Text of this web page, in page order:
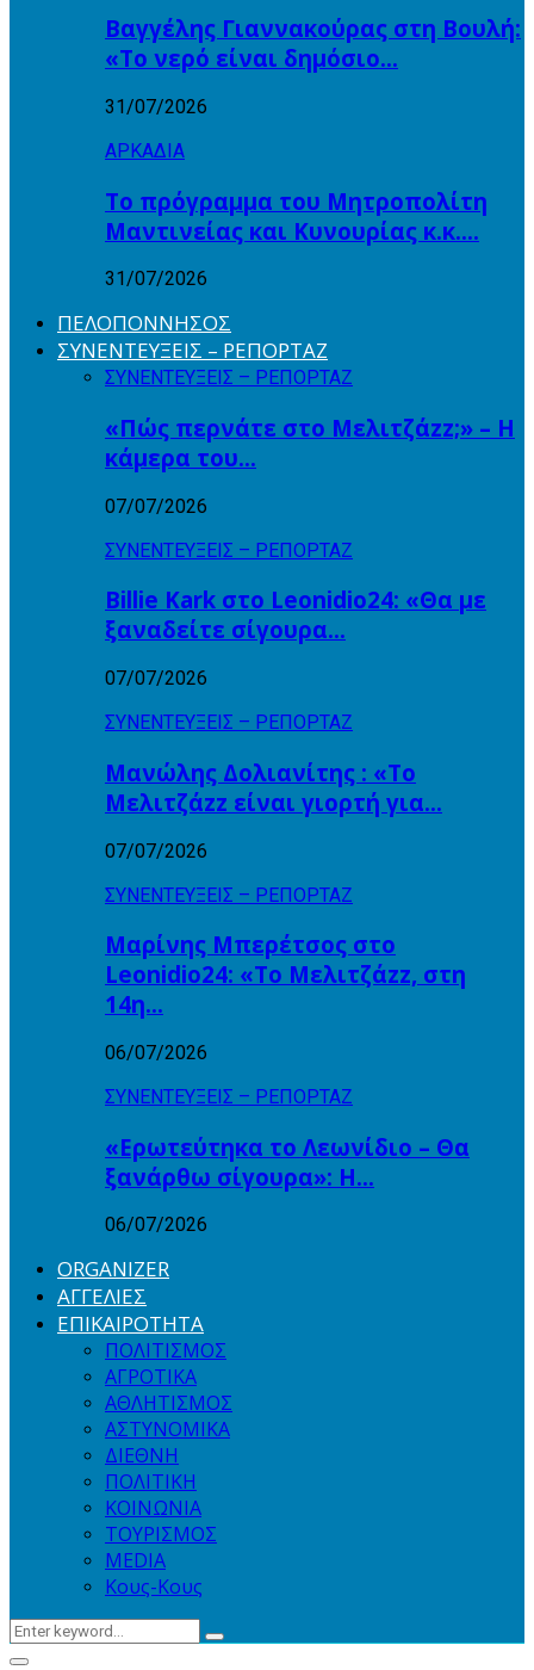
Βαγγέλης Γιαννακούρας στη Βουλή:
«Το νερό είναι δημόσιο…
31/07/2026
ΑΡΚΑΔΙΑ
Το πρόγραμμα του Μητροπολίτη
Μαντινείας και Κυνουρίας κ.κ….
31/07/2026
ΠΕΛΟΠΟΝΝΗΣΟΣ
ΣΥΝΕΝΤΕΥΞΕΙΣ – ΡΕΠΟΡΤΑΖ
ΣΥΝΕΝΤΕΥΞΕΙΣ – ΡΕΠΟΡΤΑΖ
«Πώς περνάτε στο Μελιτζάzz;» – Η
κάμερα του…
07/07/2026
ΣΥΝΕΝΤΕΥΞΕΙΣ – ΡΕΠΟΡΤΑΖ
Billie Kark στο Leonidio24: «Θα με
ξαναδείτε σίγουρα…
07/07/2026
ΣΥΝΕΝΤΕΥΞΕΙΣ – ΡΕΠΟΡΤΑΖ
Μανώλης Δολιανίτης : «Το
Μελιτζάzz είναι γιορτή για…
07/07/2026
ΣΥΝΕΝΤΕΥΞΕΙΣ – ΡΕΠΟΡΤΑΖ
Μαρίνης Μπερέτσος στο
Leonidio24: «Το Μελιτζάzz, στη
14η…
06/07/2026
ΣΥΝΕΝΤΕΥΞΕΙΣ – ΡΕΠΟΡΤΑΖ
«Ερωτεύτηκα το Λεωνίδιο – Θα
ξανάρθω σίγουρα»: Η…
06/07/2026
ORGANIZER
ΑΓΓΕΛΙΕΣ
ΕΠΙΚΑΙΡΟΤΗΤΑ
ΠΟΛΙΤΙΣΜΟΣ
ΑΓΡΟΤΙΚΑ
ΑΘΛΗΤΙΣΜΟΣ
ΑΣΤΥΝΟΜΙΚΑ
ΔΙΕΘΝΗ
ΠΟΛΙΤΙΚΗ
ΚΟΙΝΩΝΙΑ
ΤΟΥΡΙΣΜΟΣ
MEDIA
Κους-Κους
Search
Search